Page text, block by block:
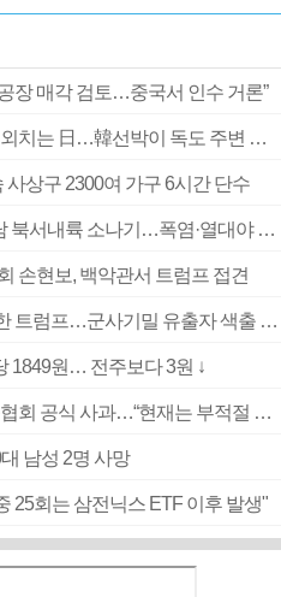
장 매각 검토…중국서 인수 거론”
[속보] 여전히 ‘독도는 우리땅’ 외치는 日…韓선박이 독도 주변 해양조사 활동하자 반발
사상구 2300여 가구 6시간 단수
부산 울산 경남 구름 많고 경남 북서내륙 소나기…폭염·열대야 계속
손현보, 백악관서 트럼프 접견
‘탄약 부족 사태’ 보도에 격노한 트럼프…군사기밀 유출자 색출 지시
1849원… 전주보다 3원 ↓
[속보] ‘심판 성접대’ 논란 축구협회 공식 사과…“현재는 부적절 행위 없어”
남성 2명 사망
25회는 삼전닉스 ETF 이후 발생"